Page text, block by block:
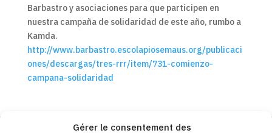
Gérer le consentement des
Barbastro y asociaciones para que participen en
nuestra campaña de solidaridad de este año, rumbo a
Kamda.
http://www.barbastro.escolapiosemaus.org/publicaci
ones/descargas/tres-rrr/item/731-comienzo-
campana-solidaridad